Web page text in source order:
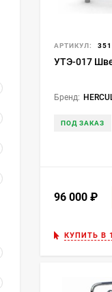
АРТИКУЛ:
УТЭ-017
Бренд:
ПОД ЗАКАЗ
96 000
КУПИТЬ В